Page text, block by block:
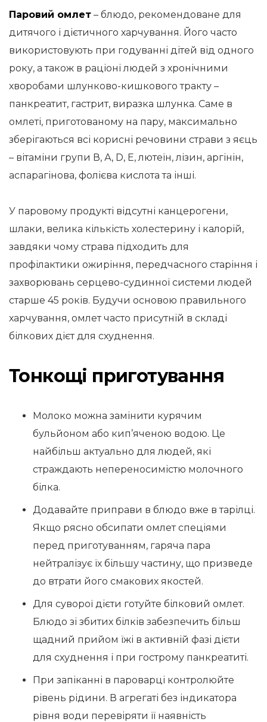
Паровий омлет – блюдо, рекомендоване для
дитячого і дієтичного харчування. Його часто
використовують при годуванні дітей від одного
року, а також в раціоні людей з хронічними
хворобами шлунково-кишкового тракту –
панкреатит, гастрит, виразка шлунка. Саме в
омлеті, приготованому на пару, максимально
зберігаються всі корисні речовини страви з яєць
– вітаміни групи В, А, D, Е, лютеїн, лізин, аргінін,
аспарагінова, фолієва кислота та інші.
У паровому продукті відсутні канцерогени,
шлаки, велика кількість холестерину і калорій,
завдяки чому страва підходить для
профілактики ожиріння, передчасного старіння і
захворювань серцево-судинної системи людей
старше 45 років. Будучи основою правильного
харчування, омлет часто присутній в складі
білкових дієт для схуднення.
Тонкощі приготування
Молоко можна замінити курячим
бульйоном або кип’яченою водою. Це
найбільш актуально для людей, які
страждають непереносимістю молочного
білка.
Додавайте приправи в блюдо вже в тарілці.
Якщо рясно обсипати омлет спеціями
перед приготуванням, гаряча пара
нейтралізує їх більшу частину, що призведе
до втрати його смакових якостей.
Для суворої дієти готуйте білковий омлет.
Блюдо зі збитих білків забезпечить більш
щадний прийом їжі в активній фазі дієти
для схуднення і при гострому панкреатиті.
При запіканні в пароварці контролюйте
рівень рідини. В агрегаті без індикатора
рівня води перевіряти її наявність